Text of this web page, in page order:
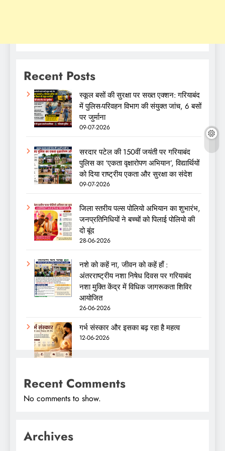
Recent Posts
स्कूल बसों की सुरक्षा पर सख्त एक्शन: गरियाबंद
में पुलिस-परिवहन विभाग की संयुक्त जांच, 6 बसों
पर जुर्माना
09-07-2026
सरदार पटेल की 150वीं जयंती पर गरियाबंद
पुलिस का ‘एकता वृक्षारोपण अभियान’, विद्यार्थियों
को दिया राष्ट्रीय एकता और सुरक्षा का संदेश
09-07-2026
जिला स्तरीय पल्स पोलियो अभियान का शुभारंभ,
जनप्रतिनिधियों ने बच्चों को पिलाई पोलियो की
दो बूंद
28-06-2026
नशे को कहें ना, जीवन को कहें हाँ :
अंतरराष्ट्रीय नशा निषेध दिवस पर गरियाबंद
नशा मुक्ति केंद्र में विधिक जागरूकता शिविर
आयोजित
26-06-2026
गर्भ संस्कार और इसका बढ़ रहा है महत्व
12-06-2026
Recent Comments
No comments to show.
Archives